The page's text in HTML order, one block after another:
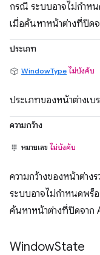
กรณี ระบบอาจไม่กำห
เมื่อค้นหาหน้าต่างที่ปิด
ประเภท
WindowType ไม่บังคับ
ประเภทของหน้าต่างเบ
ความกว้าง
หมายเลข ไม่บังคับ
ความกว้างของหน้าต่า
ระบบอาจไม่กำหนดพร็
ค้นหาหน้าต่างที่ปิดจาก
WindowState